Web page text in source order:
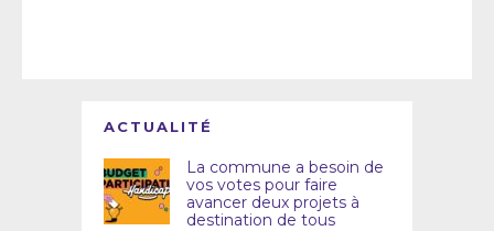
ACTUALITÉ
La commune a besoin de
vos votes pour faire
avancer deux projets à
destination de tous